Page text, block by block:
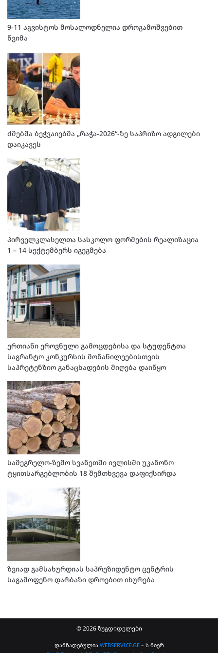
9-11 აგვისტოს მოსალოდნელია დროგამოშვებით
წვიმა
ძმებმა ბეჭვაიებმა „რაჭა-2026“-ზე საპრიზო ადგილები
დაიკავეს
პირველკლასელთა სასკოლო ფორმების რეალიზაცია
1 – 14 სექტემბერს იგეგმება
ერთიანი ეროვნული გამოცდებისა და სტუდენტთა
საგრანტო კონკურსის მონაწილეებისთვის
საპრეტენზიო განაცხადების მიღება დაიწყო
სამეგრელო-ზემო სვანეთში ივლისში უკანონო
ტყითსარგებლობის 18 შემთხვევა დაფიქსირდა
ზვიად გამსახურდიას საპრეზიდენტო ცენტრის
საგამოფენო დარბაზი დროებით იხურება
© 2026 ზუგდიდელები
დამზადებულია WEBSERVICE.GE– ს მიერ